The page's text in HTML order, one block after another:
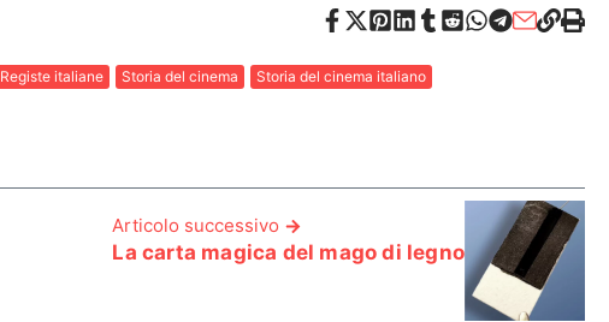
Registe italiane Storia del cinema
Storia del cinema italiano
Articolo successivo
La carta magica del mago di legno